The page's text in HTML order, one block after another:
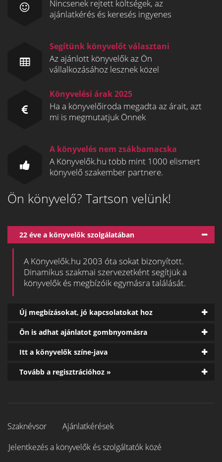
Nincsenek rejtett költségek, az
ajánlatkérés és keresés ingyenes
Segítünk könyvelőt választani
Az ajánlott könyvelők az Ön
vállalkozásához lesznek közel
Könyvelési árak 2025
Ha a könyvelőiroda megadta az árait, azt
mi is megmutatjuk Önnek
A könyvelés nem zsákbamacska
A Könyvelők.hu több mint 1000 elismert
könyvelő szakember partnere.
Ön könyvelő? Tartson velünk!
22 éve a könyvelők szolgálatában
A Könyvelők.hu 2003 óta sokat bizonyított.
Dinamikus szakmai szervezetként segítjük a
könyvelők és megbízóik egymásra találását.
Új megbízásokat, jó kapcsolatokat hoz
Ön is adhat ajánlatot gombnyomásra
Itt a könyvelők színe-java
Tovább a regisztrációhoz »
Szaknévsor
Ajánlatkérések
Jelentkezés a könyvelők és szolgáltatók közé